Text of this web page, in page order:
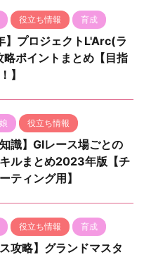
役立ち情報 育成
】プロジェクトL'Arc(ラ
ポイントまとめ【目指
】
役立ち情報
識】GⅠレース場ごとの
ルまとめ2023年版【チ
ティング用】
役立ち情報 育成
攻略】グランドマスタ